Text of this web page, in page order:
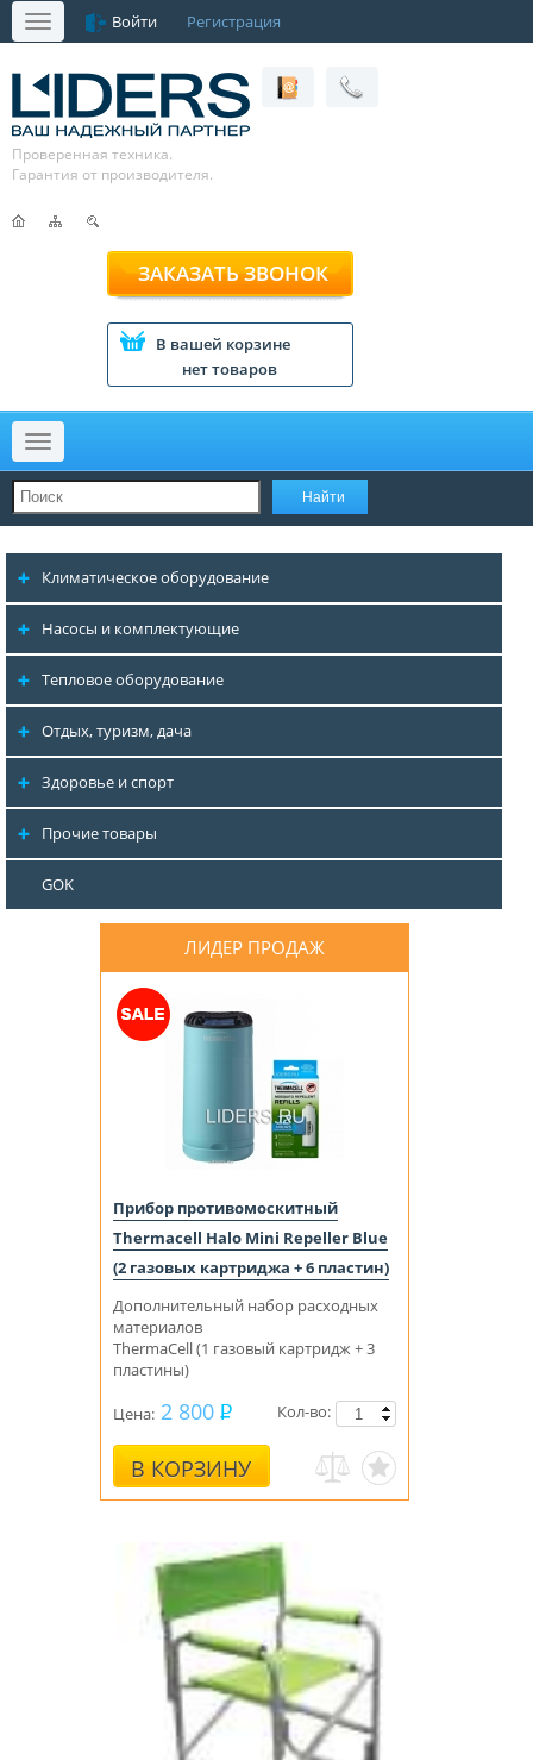
Меню Войти Регистрация
Проверенная техника.
Гарантия от производителя.
ЗАКАЗАТЬ ЗВОНОК
В вашей корзине
нет товаров
Меню
Климатическое оборудование
Насосы и комплектующие
Тепловое оборудование
Отдых, туризм, дача
Здоровье и спорт
Прочие товары
GOK
ЛИДЕР ПРОДАЖ
Прибор противомоскитный
Thermacell Halo Mini Repeller Blue
(2 газовых картриджа + 6 пластин)
Дополнительный набор расходных
материалов
ThermaCell (1 газовый картридж + 3
пластины)
Цена: 2 800
В КОРЗИНУ
Кол-во: